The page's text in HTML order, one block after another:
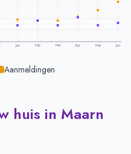
Jan Feb Mrt Apr Mei Jun
Aanmeldingen
maand - Maarn
huis in Maarn